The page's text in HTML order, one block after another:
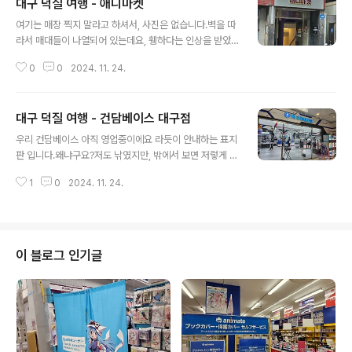
대구 덕질 여행 - 애니마켓
여기는 매장 찍지 말라고 하셔서, 사진은 없습니다.벽을 따
라서 매대들이 나열되어 있는데요, 휑하다는 인상을 받았
0 0 2024. 11. 24.
대구 덕질 여행 - 건담베이스 대구점
우리 건담베이스 아직 영업중이에요 라듯이 안내하는 표지
판 입니다.왜냐구요?저도 낚였지만, 밖에서 보면 저렇게 생
시 아, 여기 망했나 싶었을 정도였으니까요.아닙니다, 아니
하고 있는데, 롯데시네마를 가본 적이 없어서...여튼 처음
가봤습니다.여기는 예전에 갔었지 싶은데, 기억은 하나도
안 납니다. 갔는지 안 갔는지 기억 안나면, 사실상 안 간거
나 마찬가지죠 뭐.넵. 4층의 건담 베이스 입니다.내부는 여
타 건담 베이스랑 다르지 않습니다.엄청 크지도 작지도 않
은 느낌이라 해야 될까요.그래..
1 0 2024. 11. 24.
이 블로그 인기글